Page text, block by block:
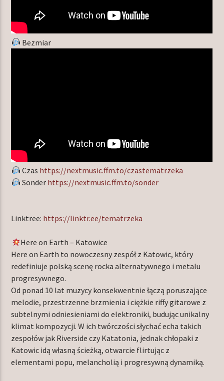
Bezmiar
Czas https://nextmusic.ffm.to/czastematrzeka
Sonder https://nextmusic.ffm.to/sonder
Linktree: https://linktr.ee/tematrzeka
Here on Earth – Katowice
Here on Earth to nowoczesny zespół z Katowic, który
redefiniuje polską scenę rocka alternatywnego i metalu
progresywnego.
Od ponad 10 lat muzycy konsekwentnie łączą poruszające
melodie, przestrzenne brzmienia i ciężkie riffy gitarowe z
subtelnymi odniesieniami do elektroniki, budując unikalny
klimat kompozycji. W ich twórczości słychać echa takich
zespołów jak Riverside czy Katatonia, jednak chłopaki z
Katowic idą własną ścieżką, otwarcie flirtując z
elementami popu, melancholią i progresywną dynamiką.